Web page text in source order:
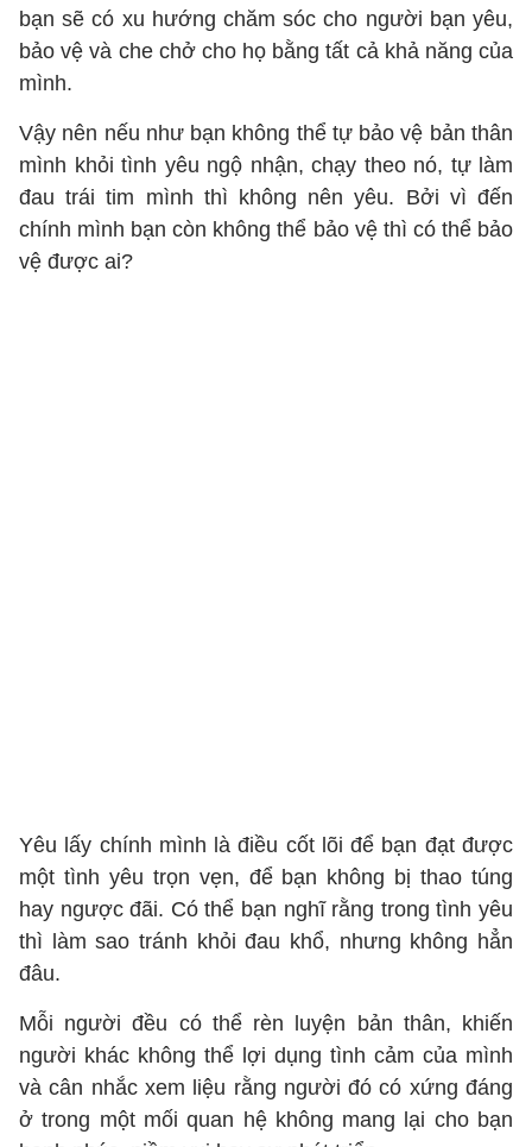
bạn sẽ có xu hướng chăm sóc cho người bạn yêu,
bảo vệ và che chở cho họ bằng tất cả khả năng của
mình.
Vậy nên nếu như bạn không thể tự bảo vệ bản thân
mình khỏi tình yêu ngộ nhận, chạy theo nó, tự làm
đau trái tim mình thì không nên yêu. Bởi vì đến
chính mình bạn còn không thể bảo vệ thì có thể bảo
vệ được ai?
Yêu lấy chính mình là điều cốt lõi để bạn đạt được
một tình yêu trọn vẹn, để bạn không bị thao túng
hay ngược đãi. Có thể bạn nghĩ rằng trong tình yêu
thì làm sao tránh khỏi đau khổ, nhưng không hẳn
đâu.
Mỗi người đều có thể rèn luyện bản thân, khiến
người khác không thể lợi dụng tình cảm của mình
và cân nhắc xem liệu rằng người đó có xứng đáng
ở trong một mối quan hệ không mang lại cho bạn